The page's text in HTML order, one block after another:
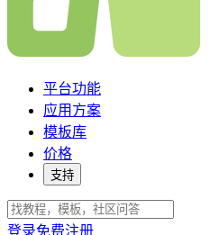
平台功能
应用方案
模板库
价格
支持
登录免费注册